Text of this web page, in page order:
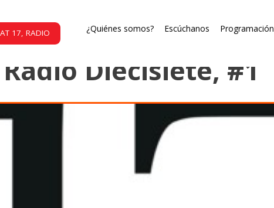
17, RADIO
¿Quiénes somos?
Escúchanos Programación
Radio Diecisiete, #1